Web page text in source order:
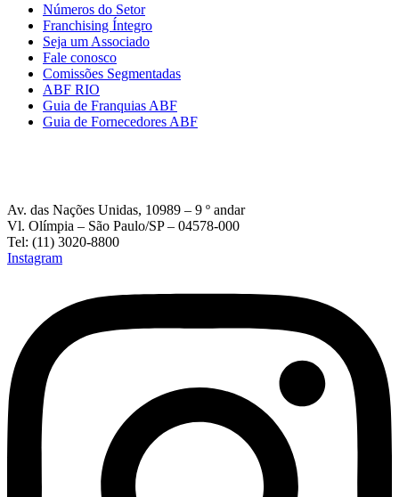
Números do Setor
Franchising Íntegro
Seja um Associado
Fale conosco
Comissões Segmentadas
ABF RIO
Guia de Franquias ABF
Guia de Fornecedores ABF
Av. das Nações Unidas, 10989 – 9 º andar
Vl. Olímpia – São Paulo/SP – 04578-000
Tel: (11) 3020-8800
Instagram